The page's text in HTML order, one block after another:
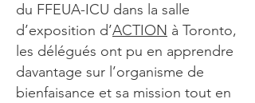
du FFEUA-ICU dans la salle
d’exposition d’ACTION à Toronto,
les délégués ont pu en apprendre
davantage sur l’organisme de
bienfaisance et sa mission tout en